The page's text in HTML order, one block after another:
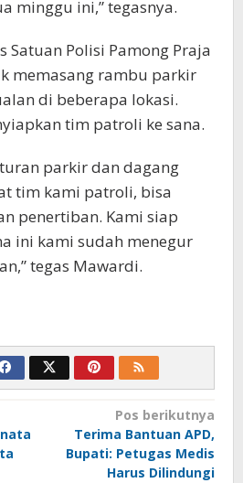
minggu ini,” tegasnya.
Satuan Polisi Pamong Praja
memasang rambu parkir
di beberapa lokasi.
tim patroli ke sana.
parkir dan dagang
tim kami patroli, bisa
penertiban. Kami siap
ini kami sudah menegur
tegas Mawardi.
Pos berikutnya
Terima Bantuan APD,
Bupati: Petugas Medis
Harus Dilindungi